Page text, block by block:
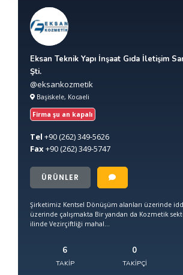
Eksan Teknik Yapı İnşaat Gıda İletişim
Şti.
@eksankozmetik
Başiskele, Kocaeli
Firma şu an kapalı
Tel +90(262) 349-5626
Fax+90(262) 349-5747
ÜRÜNLER
Şirketimiz Kentsel Dönüşüm alanları üzerinde
üzerinde çalışmakta Bir yandan da Kozmetik
ilinde Vezirçiftliği mahal...
6
TAKIP
0
TAKIPÇI